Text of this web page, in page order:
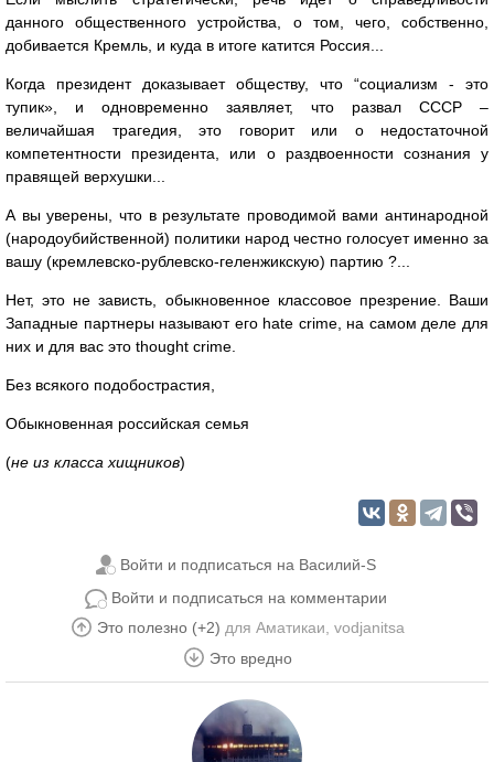
данного общественного устройства, о том, чего, собственно,
добивается Кремль, и куда в итоге катится Россия...
Когда президент доказывает обществу, что “социализм - это
тупик», и одновременно заявляет, что развал СССР –
величайшая трагедия, это говорит или о недостаточной
компетентности президента, или о раздвоенности сознания у
правящей верхушки...
А вы уверены, что в результате проводимой вами антинародной
(народоубийственной) политики народ честно голосует именно за
вашу (кремлевско-рублевско-геленжикскую) партию ?...
Нет, это не зависть, обыкновенное классовое презрение. Ваши
Западные партнеры называют его hate crime, на самом деле для
них и для вас это thought crime.
Без всякого подобострастия,
Обыкновенная российская семья
(не из класса хищников)
Войти и подписаться на Василий-S
Войти и подписаться на комментарии
Это полезно (+2) для Аматикаи vodjanitsa
Это вредно